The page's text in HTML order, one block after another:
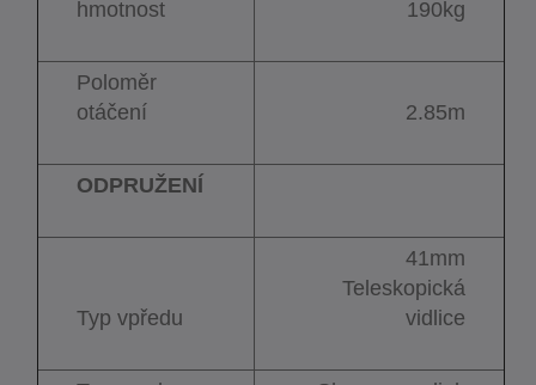
hmotnost
190kg
Poloměr
otáčení
2.85m
ODPRUŽENÍ
Typ vpředu
41mm
Teleskopická
vidlice